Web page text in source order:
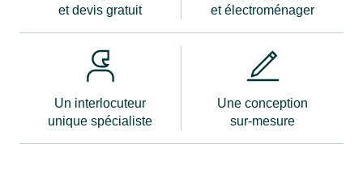
et devis gratuit
et électroménager
Un interlocuteur
unique spécialiste
Une conception
sur-mesure